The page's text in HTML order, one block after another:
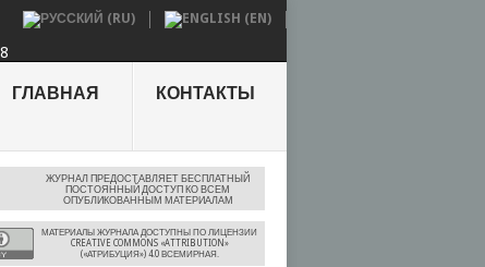
ГЛАВНАЯ КОНТАКТЫ
ЖУРНАЛ ПРЕДОСТАВЛЯЕТ БЕСПЛАТНЫЙ
ПОСТОЯННЫЙ ДОСТУП КО ВСЕМ
ОПУБЛИКОВАННЫМ МАТЕРИАЛАМ
МАТЕРИАЛЫ ЖУРНАЛА ДОСТУПНЫ ПО ЛИЦЕНЗИИ
CREATIVE COMMONS «ATTRIBUTION»
(«АТРИБУЦИЯ») 4.0 ВСЕМИРНАЯ.